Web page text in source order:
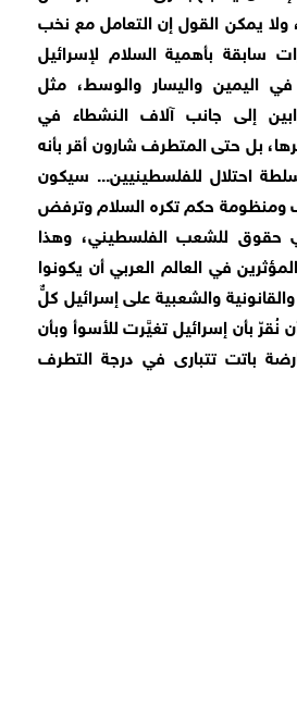
ولا يمكن القول إن التعامل مع نخب
سابقة بأهمية السلام لإسرائيل
اليمين واليسار والوسط، مثل
إلى جانب آلاف النشطاء في
بل حتى المتطرف شارون أقر بأنه
احتلال للفلسطينيين... سيكون
حكم تكره السلام وترفض
حقوق للشعب الفلسطيني، وهذا
في العالم العربي أن يكونوا
والشعبية على إسرائيل كلٌّ
نُقرّ بأن إسرائيل تغيَّرت للأسوأ وبأن
باتت تتبارى في درجة التطرف